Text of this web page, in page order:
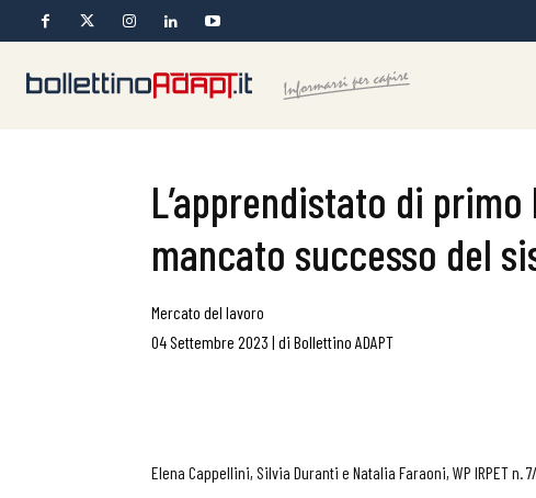
L’apprendistato di
mancato successo del
Mercato del lavoro
04 Settembre 2023 | di Bollettino ADAPT
Elena Cappellini, Silvia Duranti e Natalia Faraoni, WP IRPET n.